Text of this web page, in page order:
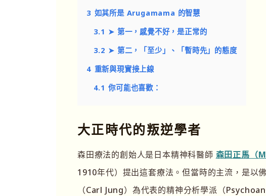
3 如其所是 Arugamama 的智慧
3.1 ➤ 第一，感覺不好，是正常的
3.2 ➤ 第二，「至少」、「暫時先」的態度
4 重新與現實接上線
4.1 你可能也喜歡：
大正時代的叛逆學者
森田療法的創始人是日本精神科醫師 森田正馬（
1910年代）提出這套療法。但當時的主流，是
（Carl Jung）為代表的精神分析學派（